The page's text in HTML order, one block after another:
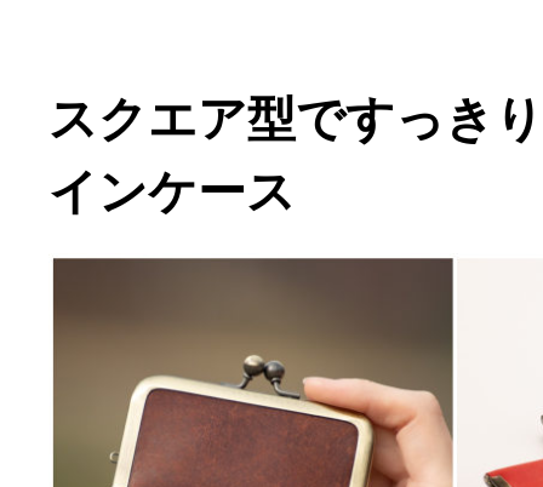
スクエア型ですっき
インケース